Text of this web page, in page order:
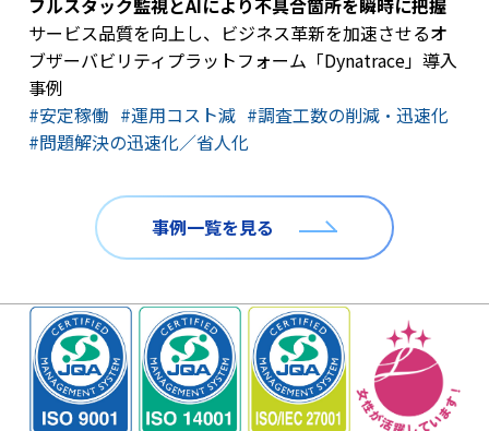
サービス品質を向上し、ビジネス革新を加速させるオ
ブザーバビリティプラットフォーム「Dynatrace」導入
事例
#安定稼働 #運用コスト減 #調査工数の削減・迅速化
#問題解決の迅速化／省人化​
事例一覧を見る